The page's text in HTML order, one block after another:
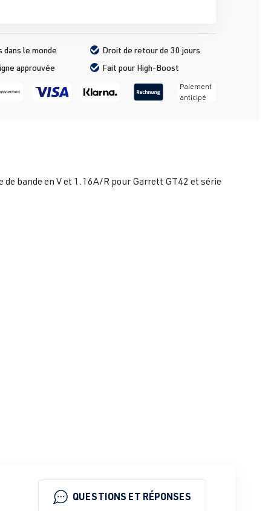
dans le monde
Droit de retour de 30 jours
approuvée
Fait pour High-Boost
Paiement
anticipé
bande en V et 1.16A/R pour Garrett GT42 et série
QUESTIONS ET RÉPONSES